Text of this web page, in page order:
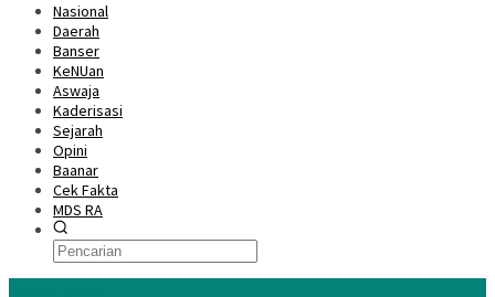
Nasional
Daerah
Banser
KeNUan
Aswaja
Kaderisasi
Sejarah
Opini
Baanar
Cek Fakta
MDS RA